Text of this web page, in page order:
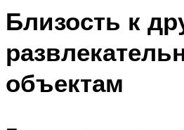
Близость к
объектам